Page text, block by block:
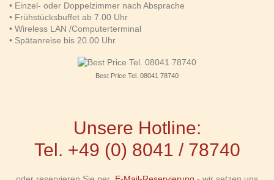
• Einzel- oder Doppelzimmer nach Absprache
• Frühstücksbuffet ab 7.00 Uhr
• Wireless LAN /Computerterminal
• Spätanreise bis 20.00 Uhr
Best Price Tel. 08041 78740
Unsere Hotline:
Tel. +49 (0) 8041 / 78740